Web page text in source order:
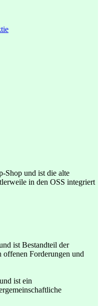
Shop und ist die alte
in den OSS integriert
ist Bestandteil der
Forderungen und
ist ein